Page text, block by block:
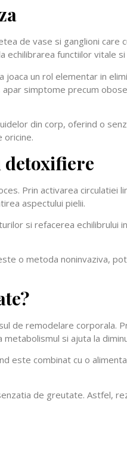
de vase si ganglioni care
echilibrarea functiilor vitale
un rol elementar in
simptome precum
din corp, oferind o
oricine.
Prin activarea circulatiei
aspectului pielii.
si refacerea echilibrului
o metoda noninvaziva,
de remodelare corporala.
si ajuta la
este combinat cu o
de greutate. Astfel,